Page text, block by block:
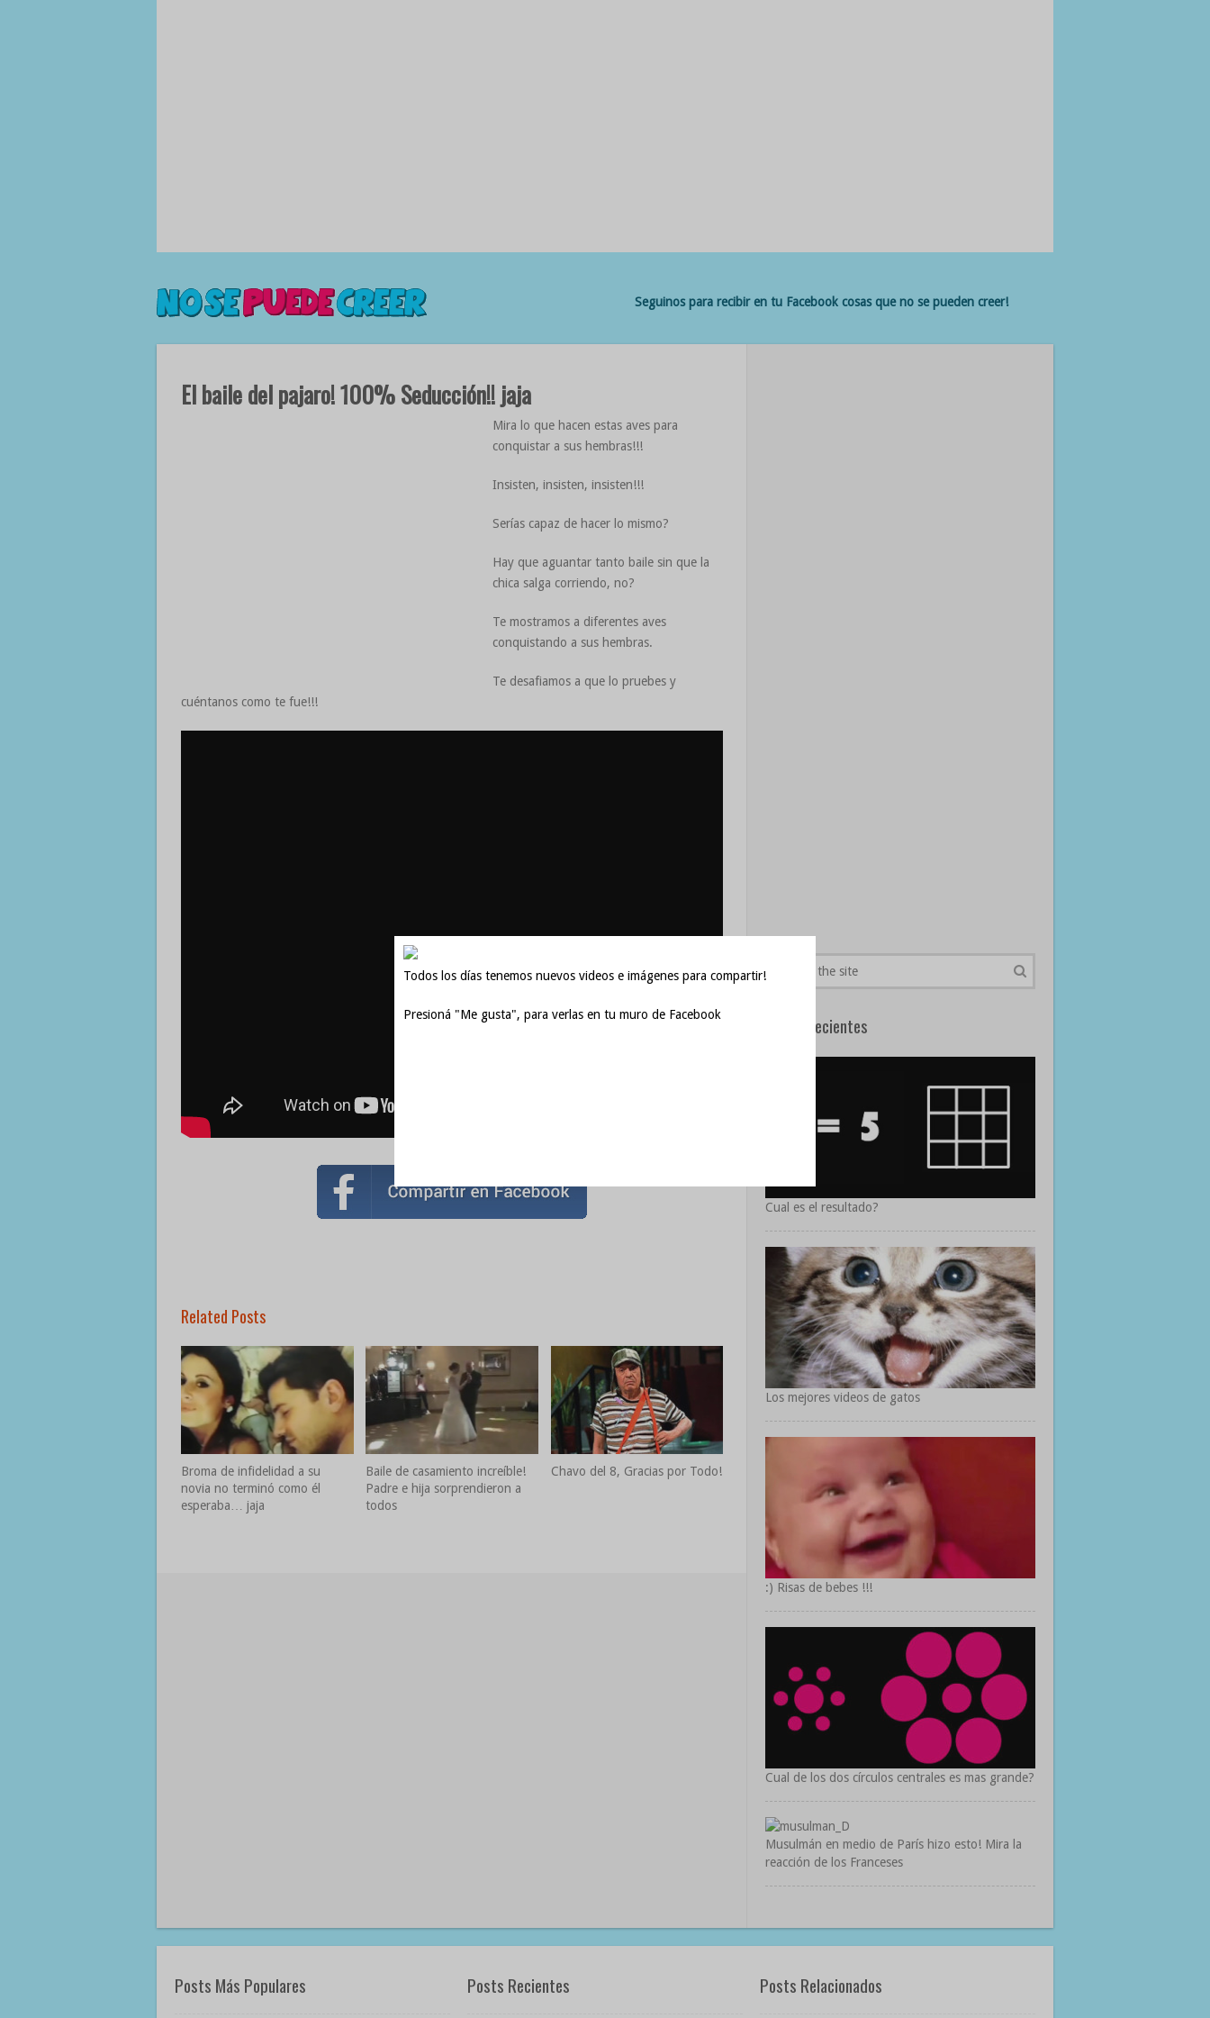
Seguinos para recibir en tu Facebook cosas que no se pueden creer!
El baile del pajaro! 100% Seducción!! jaja
Mira lo que hacen estas aves para
conquistar a sus hembras!!!
Insisten, insisten, insisten!!!
Serías capaz de hacer lo mismo?
Hay que aguantar tanto baile sin que la
chica salga corriendo, no?
Te mostramos a diferentes aves
conquistando a sus hembras.
Te desafiamos a que lo pruebes y
cuéntanos como te fue!!!
Related Posts
Broma de infidelidad a su
novia no terminó como él
esperaba… jaja
Baile de casamiento increíble!
Padre e hija sorprendieron a
todos
Chavo del 8, Gracias por Todo!
Posts Recientes
Cual es el resultado?
Los mejores videos de gatos
:) Risas de bebes !!!
Cual de los dos círculos centrales es mas grande?
Musulmán en medio de París hizo esto! Mira la
reacción de los Franceses
Posts Más Populares Posts Recientes Posts Relacionados
Todos los días tenemos nuevos videos e imágenes para compartir!
Presioná "Me gusta", para verlas en tu muro de Facebook